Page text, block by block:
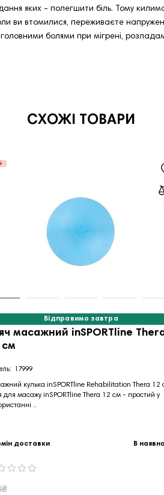
яких - полегшити біль. Тому
ви втомилися, переживаєте
болями при мігрені,
СХОЖІ ТОВАРИ
Відправимо завтра
масажний inSPORTline
см
17999
кулька inSPORTline Rehabilitation Thera 12
для масажу inSPORTline Thera 12 см - простий у
..
доставки В